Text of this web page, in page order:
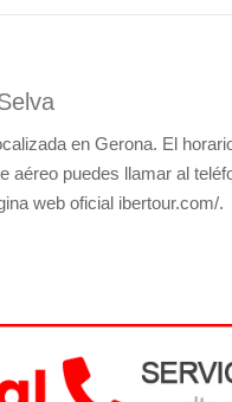
en Gerona. El
aéreo puedes llamar al
web oficial ibertour.com/.